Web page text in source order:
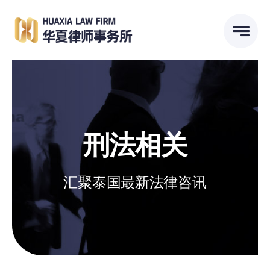
刑法相关
汇聚泰国最新法律咨讯